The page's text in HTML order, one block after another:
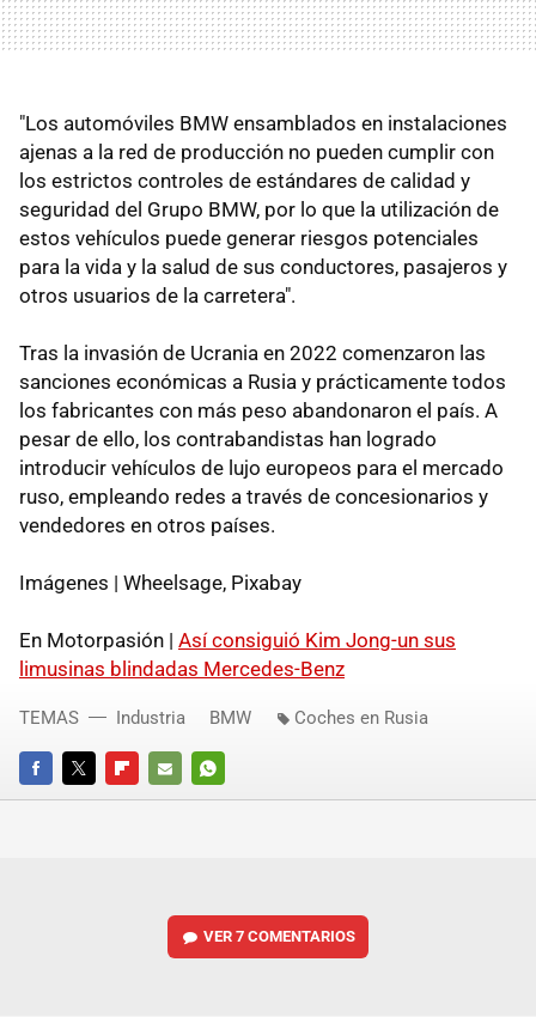
"Los automóviles BMW ensamblados en instalaciones
ajenas a la red de producción no pueden cumplir con
los estrictos controles de estándares de calidad y
seguridad del Grupo BMW, por lo que la utilización de
estos vehículos puede generar riesgos potenciales
para la vida y la salud de sus conductores, pasajeros y
otros usuarios de la carretera".
Tras la invasión de Ucrania en 2022 comenzaron las
sanciones económicas a Rusia y prácticamente todos
los fabricantes con más peso abandonaron el país. A
pesar de ello, los contrabandistas han logrado
introducir vehículos de lujo europeos para el mercado
ruso, empleando redes a través de concesionarios y
vendedores en otros países.
Imágenes | Wheelsage, Pixabay
En Motorpasión | Así consiguió Kim Jong-un sus
limusinas blindadas Mercedes-Benz
FACEBOOKTWITTERFLIPBOARD
E-
WHATSAPP
TEMAS Industria BMW Coches en Rusia
VER7 COMENTARIOS